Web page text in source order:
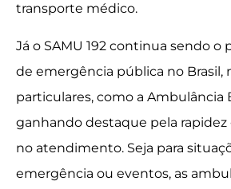
transporte médico.
Já o SAMU 192 continua sendo o
de emergência pública no Brasil,
particulares, como a Ambulância
ganhando destaque pela rapidez
no atendimento. Seja para
emergência ou eventos, as